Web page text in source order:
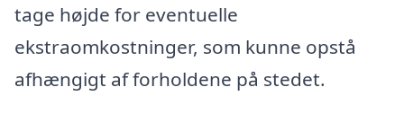
tage højde for eventuelle
ekstraomkostninger, som kunne opstå
afhængigt af forholdene på stedet.